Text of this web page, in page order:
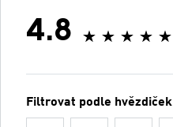
4.8
Filtrovat podle hvězdiček